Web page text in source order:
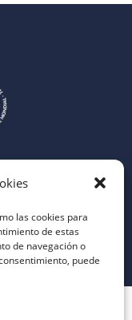
las cookies para
de estas
de navegación o
puede